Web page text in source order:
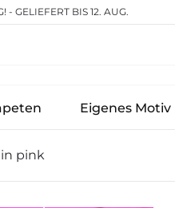
- GELIEFERT BIS 12. AUG.
Eigenes Motiv
pink